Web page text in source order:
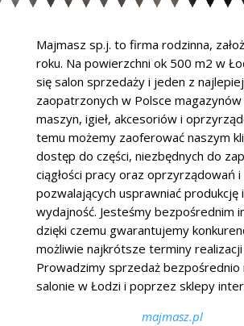
Majmasz sp.j. to firma rodzinna,
roku. Na powierzchni ok 500 m2 w
się salon sprzedaży i jeden z najlepiej
zaopatrzonych w Polsce magazynów
maszyn, igieł, akcesoriów i
temu możemy zaoferować naszym
dostęp do części, niezbędnych do
ciągłości pracy oraz oprzyrządowań
pozwalających usprawniać produkcję
wydajność. Jesteśmy bezpośrednim
dzięki czemu gwarantujemy
możliwie najkrótsze terminy
Prowadzimy sprzedaż bezpośrednio
salonie w Łodzi i poprzez sklepy
majmasz.pl